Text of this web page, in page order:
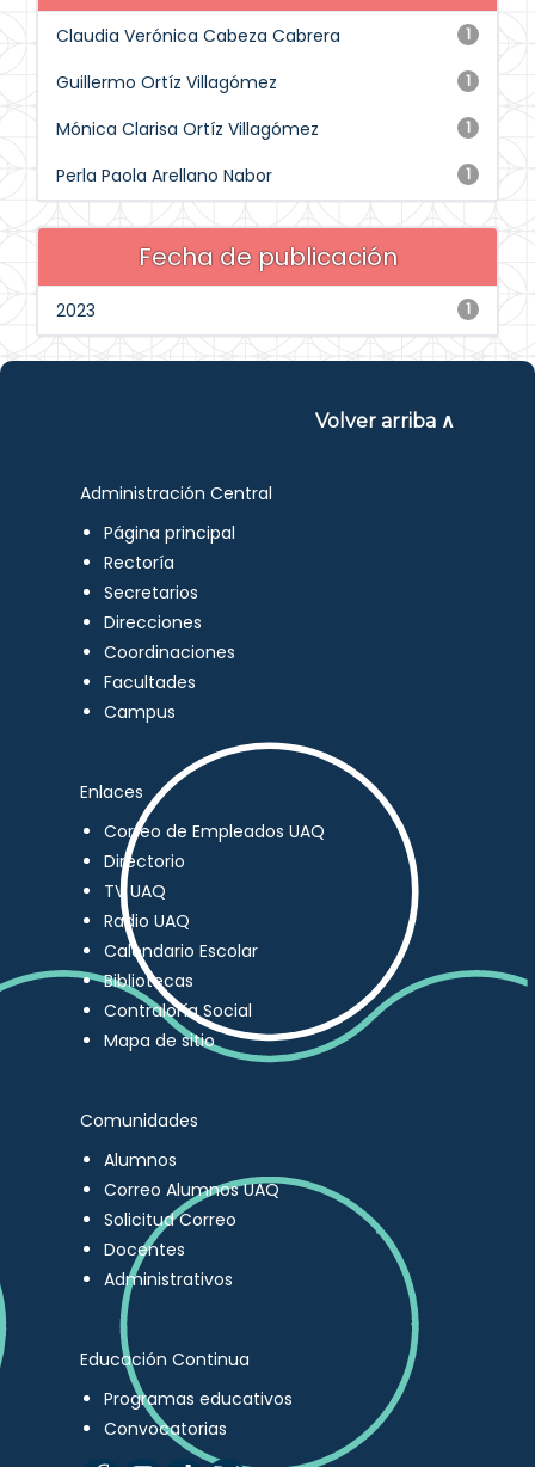
1
Claudia Verónica Cabeza Cabrera
1
Guillermo Ortíz Villagómez
1
Mónica Clarisa Ortíz Villagómez
1
Perla Paola Arellano Nabor
Fecha de publicación
1
2023
Volver arriba ∧
Administración Central
Página principal
Rectoría
Secretarios
Direcciones
Coordinaciones
Facultades
Campus
Enlaces
Correo de Empleados UAQ
Directorio
TV UAQ
Radio UAQ
Calendario Escolar
Bibliotecas
Contraloría Social
Mapa de sitio
Comunidades
Alumnos
Correo Alumnos UAQ
Solicitud Correo
Docentes
Administrativos
Educación Continua
Programas educativos
Convocatorias